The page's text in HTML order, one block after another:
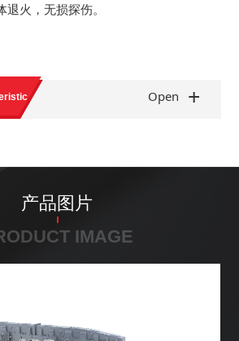
，无损探伤。
Open +
产品图片
IMAGE